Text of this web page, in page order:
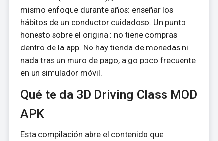
mismo enfoque durante años: enseñar los
hábitos de un conductor cuidadoso. Un punto
honesto sobre el original: no tiene compras
dentro de la app. No hay tienda de monedas ni
nada tras un muro de pago, algo poco frecuente
en un simulador móvil.
Qué te da 3D Driving Class MOD
APK
Esta compilación abre el contenido que